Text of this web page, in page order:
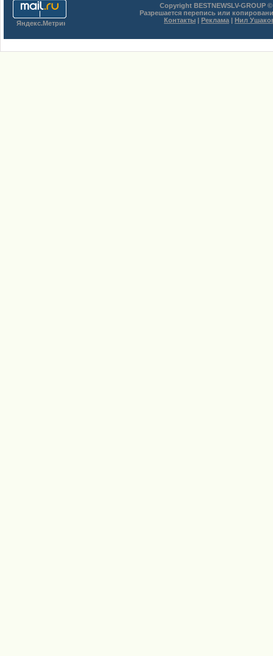
Copyright BESTNEWSLV-GROUP
Разрешается перепись или
Контакты | Реклама | Нил